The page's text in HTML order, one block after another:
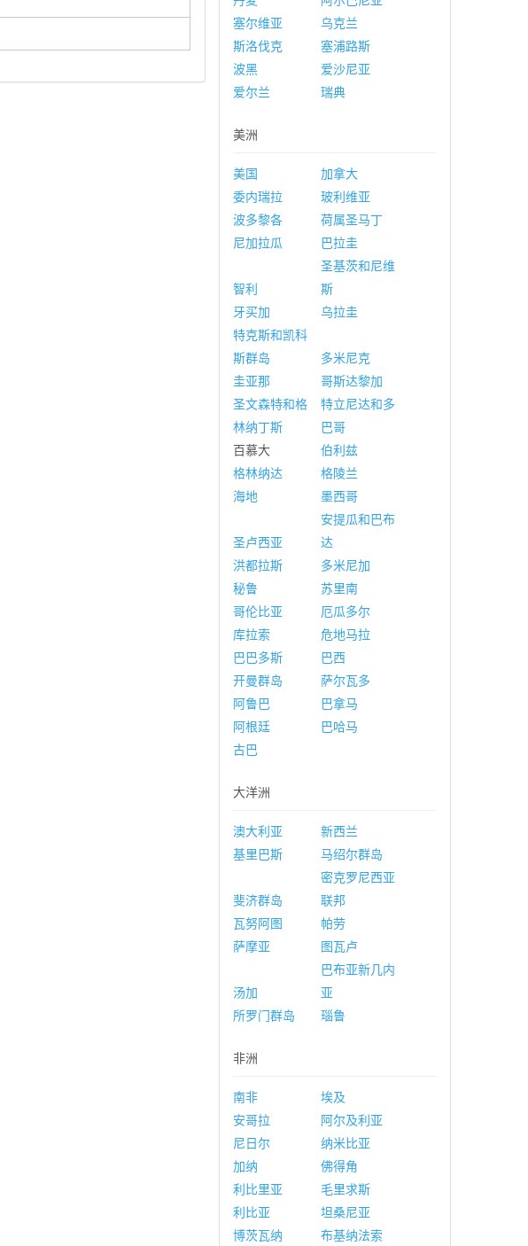
塞尔维亚
乌克兰
斯洛伐克
塞浦路斯
波黑
爱沙尼亚
爱尔兰
瑞典
美洲
美国
加拿大
委内瑞拉
玻利维亚
波多黎各
荷属圣马丁
尼加拉瓜
巴拉圭
智利
圣基茨和尼维
斯
牙买加
乌拉圭
特克斯和凯科
斯群岛
多米尼克
圭亚那
哥斯达黎加
圣文森特和格
林纳丁斯
特立尼达和多
巴哥
百慕大
伯利兹
格林纳达
格陵兰
海地
墨西哥
圣卢西亚
安提瓜和巴布
达
洪都拉斯
多米尼加
秘鲁
苏里南
哥伦比亚
厄瓜多尔
库拉索
危地马拉
巴巴多斯
巴西
开曼群岛
萨尔瓦多
阿鲁巴
巴拿马
阿根廷
巴哈马
古巴
大洋洲
澳大利亚
新西兰
基里巴斯
马绍尔群岛
斐济群岛
密克罗尼西亚
联邦
瓦努阿图
帕劳
萨摩亚
图瓦卢
汤加
巴布亚新几内
亚
所罗门群岛
瑙鲁
非洲
南非
埃及
安哥拉
阿尔及利亚
尼日尔
纳米比亚
加纳
佛得角
利比里亚
毛里求斯
利比亚
坦桑尼亚
博茨瓦纳
布基纳法索